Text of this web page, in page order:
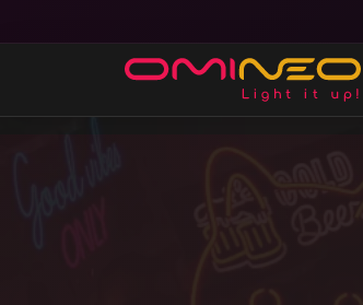
Skip to main content